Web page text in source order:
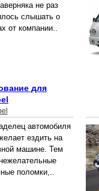
не раз
слышать о
от компании..
для
автомобиля
ездить на
машине. Тем
поломки,..